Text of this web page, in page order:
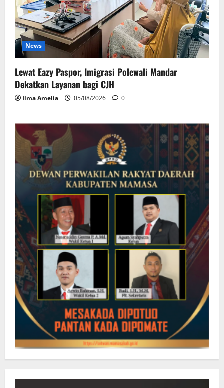
News
Lewat Eazy Paspor, Imigrasi Polewali Mandar
Dekatkan Layanan bagi CJH
Ilma Amelia 05/08/2026 0